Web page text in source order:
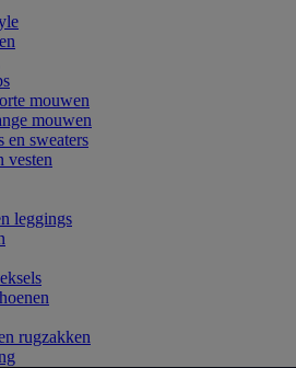
mouwen
mouwen
en sweaters
vesten
leggings
rugzakken